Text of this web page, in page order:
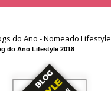
do Ano - Nomeado Lifestyle
do Ano Lifestyle 2018